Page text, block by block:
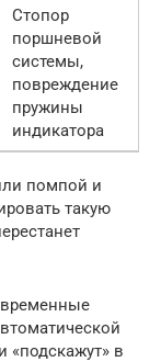
Стопор
поршневой
системы,
повреждение
пружины
индикатора
помпой и
такую
«подскажут» в